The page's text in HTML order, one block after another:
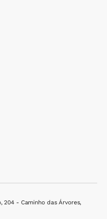
204 - Caminho das Árvores,